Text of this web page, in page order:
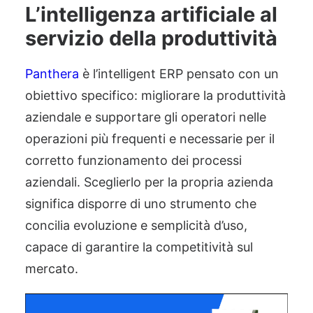
L’intelligenza artificiale al
servizio della produttività
Panthera è l’intelligent ERP pensato con un
obiettivo specifico: migliorare la produttività
aziendale e supportare gli operatori nelle
operazioni più frequenti e necessarie per il
corretto funzionamento dei processi
aziendali. Sceglierlo per la propria azienda
significa disporre di uno strumento che
concilia evoluzione e semplicità d’uso,
capace di garantire la competitività sul
mercato.